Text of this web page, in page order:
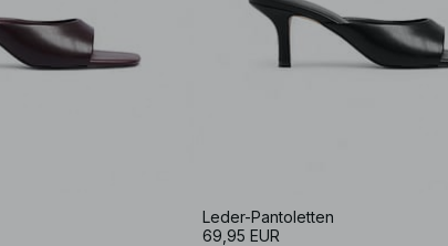
Leder-Pantoletten
69,95 EUR